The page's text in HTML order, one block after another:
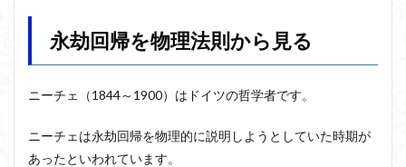
永劫回帰を物理法則から見る
ニーチェ （1844～1900）はドイツの哲学者です。
ニーチェは永劫回帰を物理的に説明しようとしていた時期が
あったといわれています。